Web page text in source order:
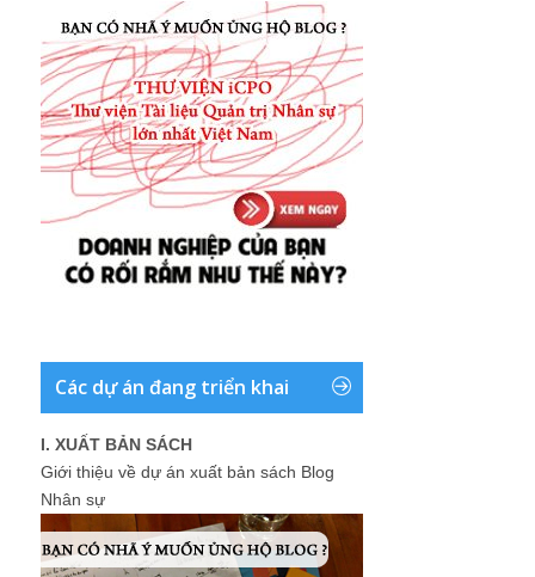
Các dự án đang triển khai
I. XUẤT BẢN SÁCH
Giới thiệu về dự án xuất bản sách Blog
Nhân sự